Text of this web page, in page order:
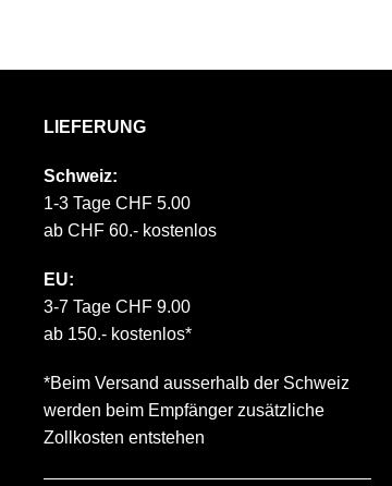
LIEFERUNG
Schweiz:
1-3 Tage CHF 5.00
ab CHF 60.- kostenlos
EU:
3-7 Tage CHF 9.00
ab 150.- kostenlos*
*Beim Versand ausserhalb der Schweiz
werden beim Empfänger zusätzliche
Zollkosten entstehen